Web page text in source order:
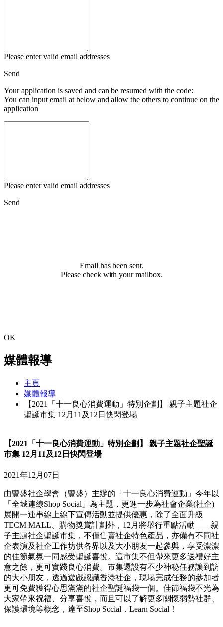
Please enter valid email addresses
Send
Your application is saved and can be resumed with the code:
You can input email at below and allow the others to continue on the
application
Please enter valid email addresses
Send
Email has been sent.
Please check with your mailbox.
OK
媒體報導
主頁
媒體報導
【2021「十一良心消費運動」特別企劃】 親子主題社企
聖誕市集 12月11及12日快閃登場
【2021「十一良心消費運動」特別企劃】 親子主題社企聖誕
市集 12月11及12日快閃登場
2021年12月07日
由豐盛社企學會（豐盛）主辦的「十一良心消費運動」今年以
「全城連線Shop Social」為主題，更進一步為社會企業(社企)
展開一連串線上線下宣傳活動並提供優惠，除了全面升級
TECM MALL、購物獎賞計劃外，12月將舉行重點活動——親
子主題社企聖誕市集，不僅售賣社企特色產品，亦備有不同社
企表演及社企工作坊供各界以及大小朋友一起參與，享受濃濃
的佳節氣氛一同感受聖誕喜悅。這市集不但帶來更多送禮好主
意之餘，更可實踐良心消費。市集還設有不少神秘任務讓到訪
的大小朋友，透過遊戲認識香港社企，現場完成任務的參加者
更可免費獲得心思滿滿的社企聖誕福袋一個。佳節福袋不光為
大家帶來祝福、分享喜悅，而且可以了解更多關懷弱勢社群、
保護環境等概念，達至Shop Social．Learn Social！